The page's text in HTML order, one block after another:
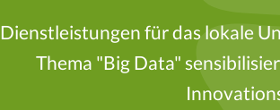
Dienstleistungen für das lokale
Thema "Big Data"